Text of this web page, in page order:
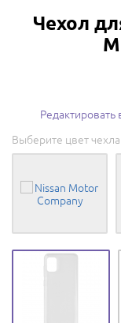
Чехол
Редактировать
Выберите цвет